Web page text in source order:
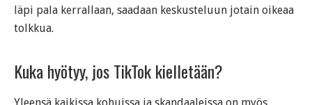
läpi pala kerrallaan, saadaan keskusteluun jotain oikeaa
tolkkua.
Kuka hyötyy, jos TikTok kielletään?